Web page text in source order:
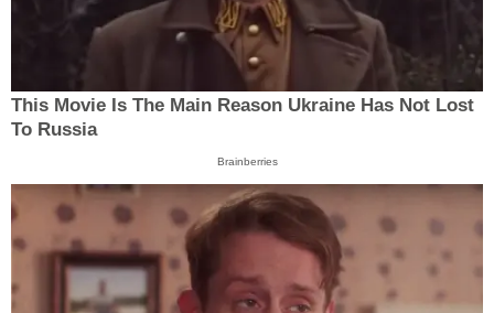
This Movie Is The Main Reason Ukraine Has Not Lost
To Russia
Brainberries